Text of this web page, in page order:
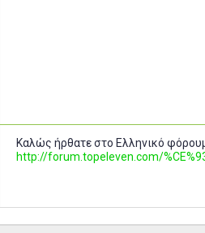
Καλώς ήρθατε στο Ελληνικό
http://forum.topeleven.com/